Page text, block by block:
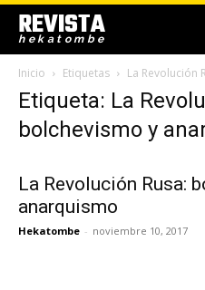
REVISTA
hekatombe
Inicio Etiquetas La Revolución
Etiqueta: La
bolchevismo y
La Revolución Rusa:
anarquismo
Hekatombe - noviembre 10, 2017